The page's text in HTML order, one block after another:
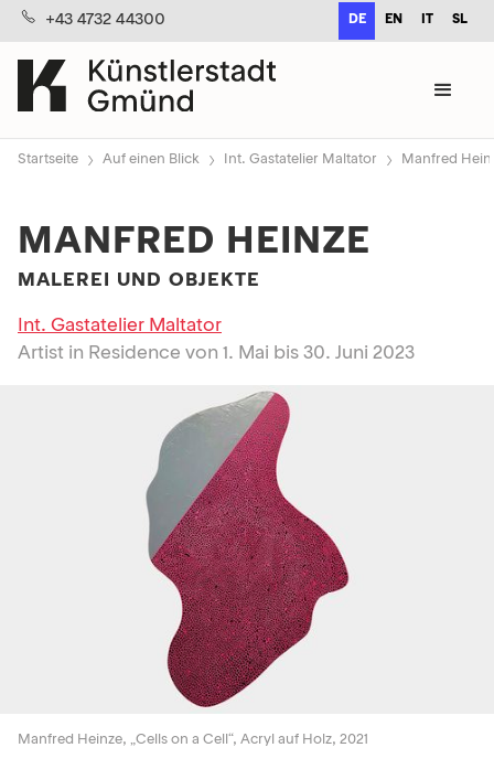
+43 4732 44300 DE EN SL
Startseite › Auf einen Blick › Int. Gastatelier Maltator › Manfred
MANFRED HEINZE
MALEREI UND OBJEKTE
Int. Gastatelier Maltator
Artist in Residence von 1. Mai bis 30. Juni 2023
Manfred Heinze, „Cells on a Cell“, Acryl auf Holz, 2021